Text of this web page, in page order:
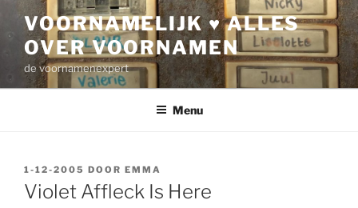
inhoud
VOORNAMELIJK ♥ ALLES
OVER VOORNAMEN
de voornamenexpert
Menu
GEPLAATST
OP
1-12-2005 DOOR EMMA
Violet Affleck Is Here